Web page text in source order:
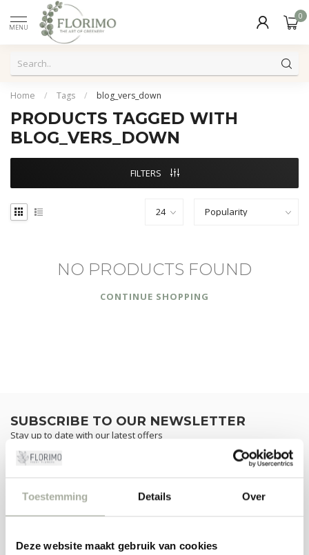
Toestemming Details Over
Deze website maakt gebruik van cookies
MENU
0
Home / Tags / blog_vers_down
PRODUCTS TAGGED WITH
BLOG_VERS_DOWN
FILTERS
NO PRODUCTS FOUND
CONTINUE SHOPPING
MORE INFORMATION
make sure to visit our customer service page. Here you'll find our
SUBSCRIBE TO OUR NEWSLETTER
Stay up to date with our latest offers